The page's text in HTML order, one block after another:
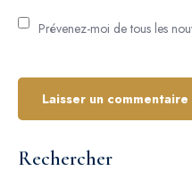
Prévenez-moi de tous les
Rechercher